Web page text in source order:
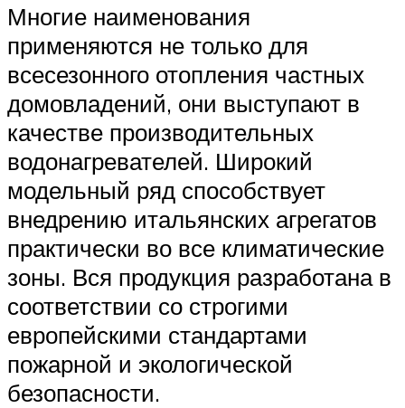
Многие наименования
применяются не только для
всесезонного отопления частных
домовладений, они выступают в
качестве производительных
водонагревателей. Широкий
модельный ряд способствует
внедрению итальянских агрегатов
практически во все климатические
зоны. Вся продукция разработана в
соответствии со строгими
европейскими стандартами
пожарной и экологической
безопасности.